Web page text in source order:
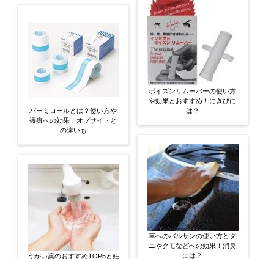
パーミロールとは？使い方や
褥瘡への効果！オプサイトと
の違いも
うがい薬のおすすめTOP5と妊
ポイズンリムーバーの使い方
や効果とおすすめ！にきびに
は？
車へのバルサンの使い方とダ
ニやクモなどへの効果！消臭
には？